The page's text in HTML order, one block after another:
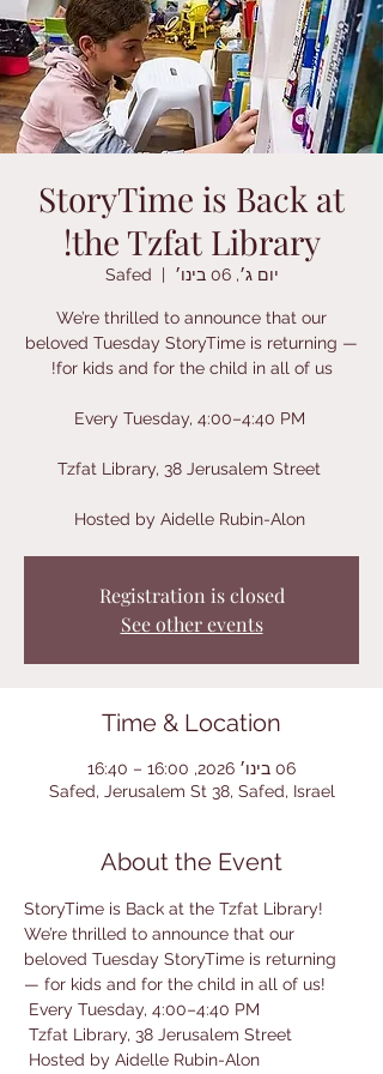
StoryTime is Back at
the Tzfat Library!
יום ג׳, 06 בינו׳
  |
Safed
We’re thrilled to announce that our
beloved Tuesday StoryTime is returning —
Hosted by Aidelle Rubin-Alon
Registration is closed
See other events
Time & Location
06 בינו׳ 2026, 16:00 – 16:40
Safed, Jerusalem St 38, Safed, Israel
About the Event
StoryTime is Back at the Tzfat Library!
We’re thrilled to announce that our
beloved Tuesday StoryTime is returning
— for kids and for the child in all of us!
Every Tuesday, 4:00–4:40 PM
Tzfat Library, 38 Jerusalem Street
Hosted by Aidelle Rubin-Alon